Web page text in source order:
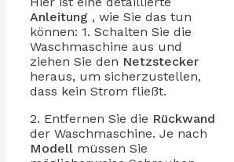
Anleitung , wie Sie das tun
können: 1. Schalten Sie die
Waschmaschine aus und
ziehen Sie den Netzstecker
heraus, um sicherzustellen,
dass kein Strom fließt.
2. Entfernen Sie die Rückwand
der Waschmaschine. Je nach
Modell müssen Sie